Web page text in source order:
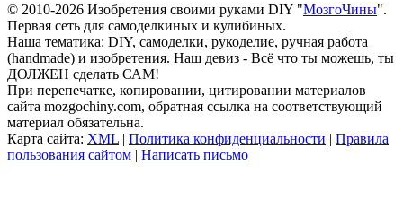
© 2010-2026 Изобретения своими руками DIY "МозгоЧины".
Первая сеть для самоделкиных и кулибиных.
Наша тематика: DIY, самоделки, рукоделие, ручная работа
(handmade) и изобретения. Наш девиз - Всё что ты можешь, ты
ДОЛЖЕН сделать САМ!
При перепечатке, копировании, цитировании материалов
сайта mozgochiny.com, обратная ссылка на соответствующий
материал обязательна.
Карта сайта: XML | Политика конфиденциальности | Правила
пользования сайтом | Написать письмо